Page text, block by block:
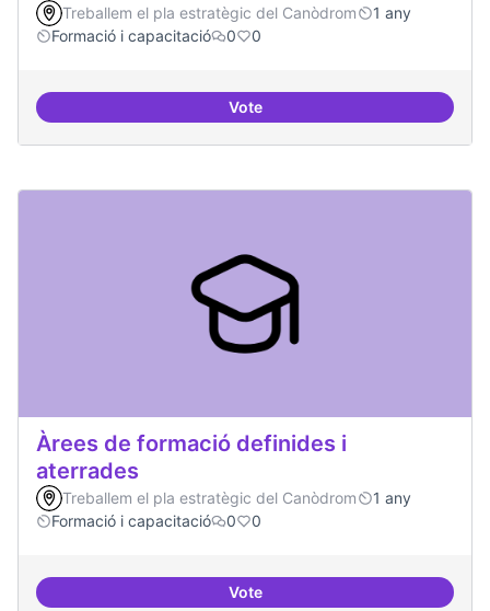
Treballem el pla estratègic del Canòdrom
1 any
Formació i capacitació
0 0
VoteConsolidar oferta antena
Àrees de formació definides i
aterrades
Treballem el pla estratègic del Canòdrom
1 any
Formació i capacitació
0 0
VoteÀrees de formació definides i